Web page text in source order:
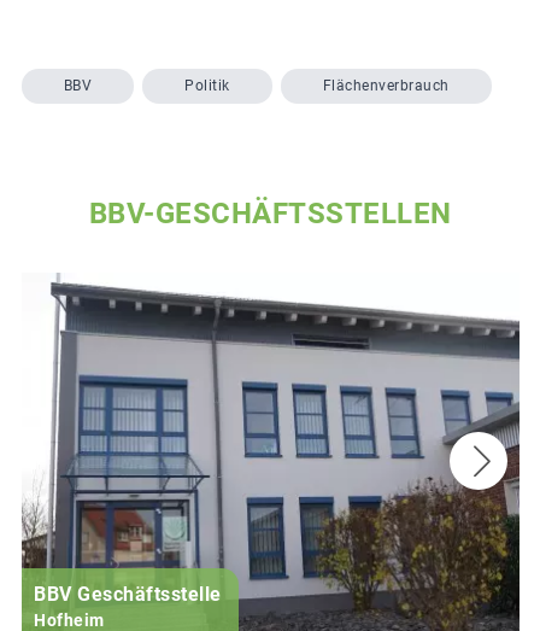
BBV Politik Flächenverbrauch
BBV-GESCHÄFTSSTELLEN
BBV Geschäftsstelle
Hofheim